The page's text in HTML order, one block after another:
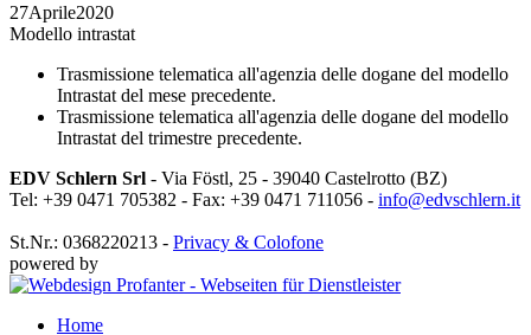
27Aprile2020
Modello intrastat
Trasmissione telematica all'agenzia delle dogane del modello
Intrastat del mese precedente.
Trasmissione telematica all'agenzia delle dogane del modello
Intrastat del trimestre precedente.
EDV Schlern Srl - Via Föstl, 25 - 39040 Castelrotto (BZ)
Tel: +39 0471 705382 - Fax: +39 0471 711056 - info@edvschlern.it
St.Nr.: 0368220213 - Privacy & Colofone
powered by
Home